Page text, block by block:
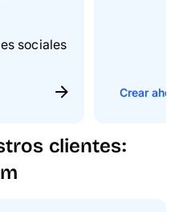
sociales
Crear
clientes: